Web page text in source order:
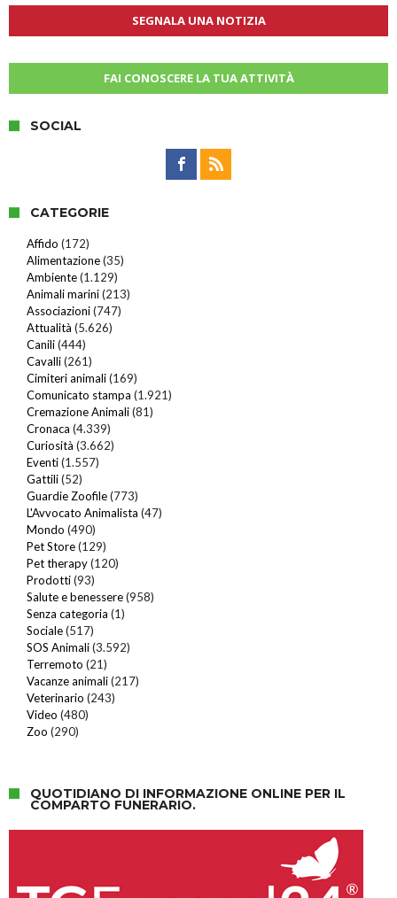
SEGNALA UNA NOTIZIA
FAI CONOSCERE LA TUA ATTIVITÀ
SOCIAL
CATEGORIE
Affido (172)
Alimentazione(35)
Ambiente(1.129)
Animali marini(213)
Associazioni(747)
Attualità (5.626)
Canili(444)
Cavalli(261)
Cimiteri animali(169)
Comunicato stampa (1.921)
Cremazione Animali(81)
Cronaca (4.339)
Curiosità (3.662)
Eventi(1.557)
Gattili(52)
Guardie Zoofile(773)
L'Avvocato Animalista (47)
Mondo (490)
Pet Store(129)
Pet therapy(120)
Prodotti(93)
Salute e benessere(958)
Senza categoria (1)
Sociale(517)
SOS Animali(3.592)
Terremoto (21)
Vacanze animali(217)
Veterinario (243)
Video (480)
Zoo (290)
QUOTIDIANO DI INFORMAZIONE ONLINE PER IL
COMPARTO FUNERARIO.